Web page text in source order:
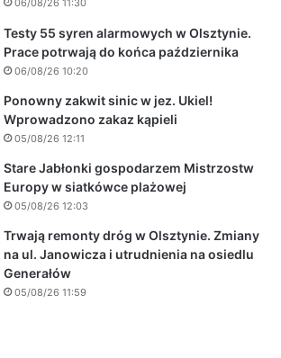
06/08/26 11:30
Testy 55 syren alarmowych w Olsztynie.
Prace potrwają do końca października
06/08/26 10:20
Ponowny zakwit sinic w jez. Ukiel!
Wprowadzono zakaz kąpieli
05/08/26 12:11
Stare Jabłonki gospodarzem Mistrzostw
Europy w siatkówce plażowej
05/08/26 12:03
Trwają remonty dróg w Olsztynie. Zmiany
na ul. Janowicza i utrudnienia na osiedlu
Generałów
05/08/26 11:59